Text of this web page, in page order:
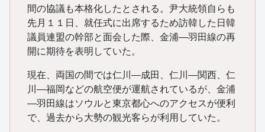
間の協議も本格化したとされる。尹大統領自らも
先月１１日、就任式に出席するため訪韓した日韓
議員連盟の幹部と面会した際、金浦―羽田線の再
開に期待を表明していた。
現在、両国の間では仁川―成田、仁川―関西、仁
川―福岡などの航空便が運航されているが、金浦
―羽田線はソウルと東京都心へのアクセスが便利
で、過去から大勢の観光客らが利用していた。